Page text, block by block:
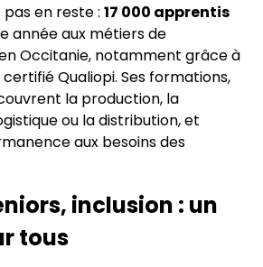
pas en reste : 17 000 apprentis
année aux métiers de
Occitanie, notamment grâce à
Qualiopi. Ses formations,
la production, la
ou la distribution, et
aux besoins des
inclusion : un
tous